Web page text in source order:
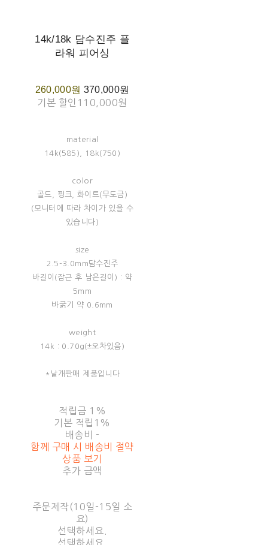
14k/18k 담수진주 플
라워 피어싱
260,000원 370,000원
기본 할인 110,000원
material
14k(585), 18k(750)
color
골드, 핑크, 화이트(무도금)
(모니터에 따라 차이가 있을 수
있습니다)
size
2.5-3.0mm담수진주
바길이(잠근 후 남은길이) : 약
5mm
바굵기 약 0.6mm
weight
14k : 0.70g(±오차있음)
*낱개판매 제품입니다
적립금 1%
기본 적립 1%
배송비 -
함께 구매 시 배송비 절약
상품 보기
추가 금액
주문제작(10일-15일 소
요)
선택하세요.
선택하세요.